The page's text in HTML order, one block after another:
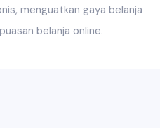
menguatkan gaya belanja
belanja online.